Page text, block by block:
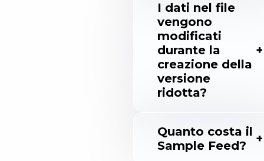
I dati nel file
vengono
modificati
durante la
creazione della
versione
ridotta?
Quanto costa il
Sample Feed?